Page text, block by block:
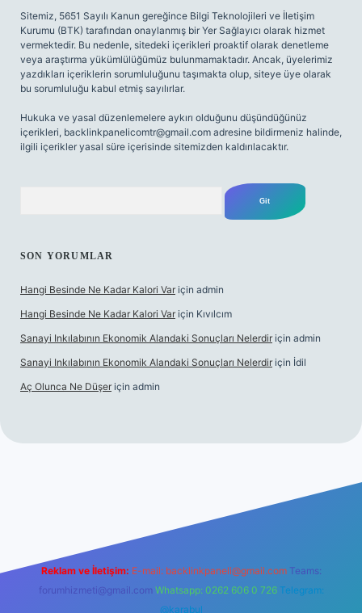
Sitemiz, 5651 Sayılı Kanun gereğince Bilgi Teknolojileri ve İletişim
Kurumu (BTK) tarafından onaylanmış bir Yer Sağlayıcı olarak hizmet
vermektedir. Bu nedenle, sitedeki içerikleri proaktif olarak denetleme
veya araştırma yükümlülüğümüz bulunmamaktadır. Ancak, üyelerimiz
yazdıkları içeriklerin sorumluluğunu taşımakta olup, siteye üye olarak
bu sorumluluğu kabul etmiş sayılırlar.
Hukuka ve yasal düzenlemelere aykırı olduğunu düşündüğünüz
içerikleri, backlinkpanelicomtr@gmail.com adresine bildirmeniz halinde,
ilgili içerikler yasal süre içerisinde sitemizden kaldırılacaktır.
SON YORUMLAR
Hangi Besinde Ne Kadar Kalori Var için admin
Hangi Besinde Ne Kadar Kalori Var için Kıvılcım
Sanayi Inkılabının Ekonomik Alandaki Sonuçları Nelerdir için admin
Sanayi Inkılabının Ekonomik Alandaki Sonuçları Nelerdir için İdil
Aç Olunca Ne Düşer için admin
Reklam ve İletişim: E-mail: backlinkpaneli@gmail.com Teams:
forumhizmeti@gmail.com Whatsapp: 0262 606 0 726 Telegram:
@karabul